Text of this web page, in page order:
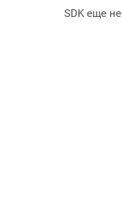
SDK еще